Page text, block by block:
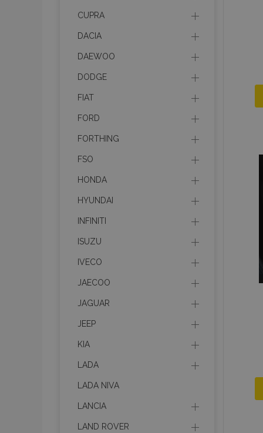
CUPRA
DACIA
DAEWOO
DODGE
FIAT
FORD
FORTHING
FSO
HONDA
HYUNDAI
INFINITI
ISUZU
IVECO
JAECOO
JAGUAR
JEEP
KIA
LADA
LADA NIVA
LANCIA
LAND ROVER
mage-translation-